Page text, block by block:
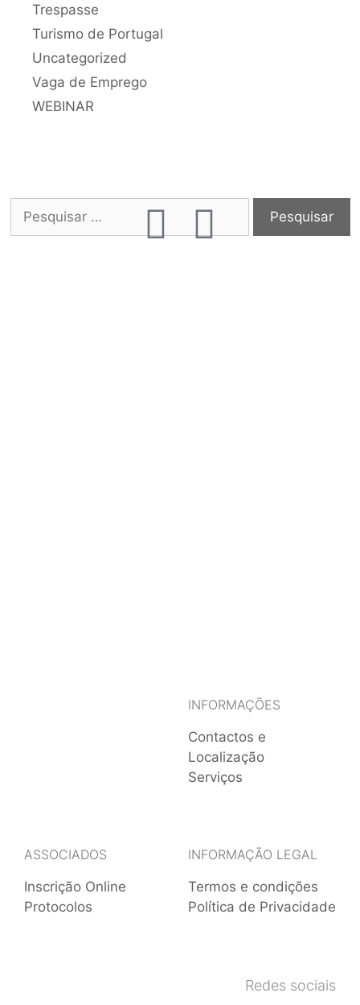
Trespasse
Turismo de Portugal
Uncategorized
Vaga de Emprego
WEBINAR
INFORMAÇÕES
Contactos e
Localização
Serviços
ASSOCIADOS
Inscrição Online
Protocolos
INFORMAÇÃO LEGAL
Termos e condições
Política de Privacidade
Redes sociais